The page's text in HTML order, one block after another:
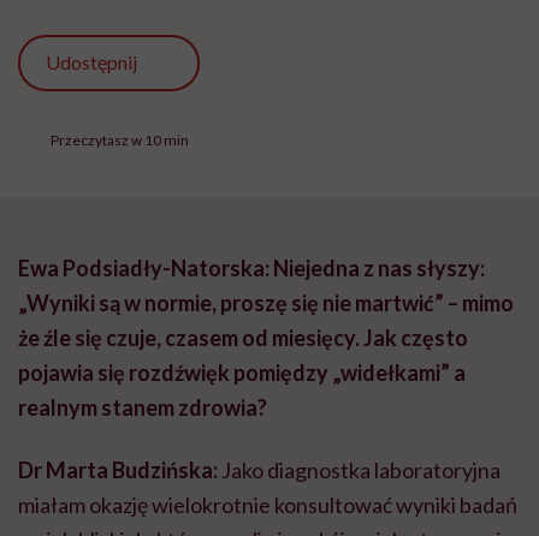
Udostępnij
Przeczytasz w 10 min
Ewa Podsiadły-Natorska: Niejedna z nas słyszy:
„Wyniki są w normie, proszę się nie martwić” – mimo
że źle się czuje, czasem od miesięcy. Jak często
pojawia się rozdźwięk pomiędzy „widełkami” a
realnym stanem zdrowia?
Dr Marta Budzińska: Jako diagnostka laboratoryjna
miałam okazję wielokrotnie konsultować wyniki badań